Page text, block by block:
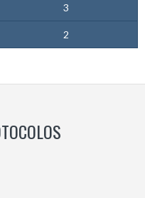
3
2